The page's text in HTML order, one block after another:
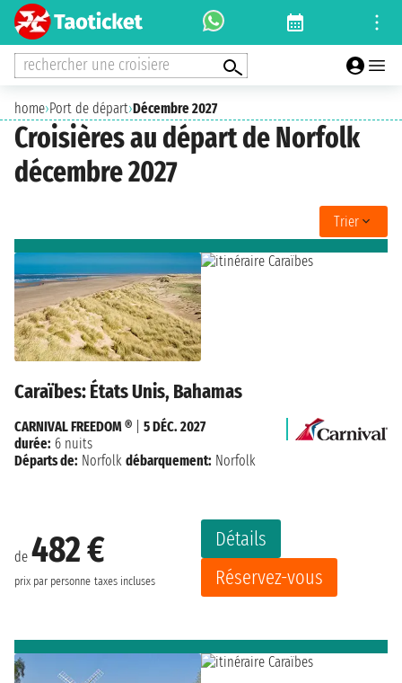
rechercher une croisiere
home›Port de départ›Décembre 2027
Croisières au départ de Norfolk
décembre 2027
Trier
Caraïbes: États Unis, Bahamas
de 482 €
prix par personne taxes incluses
Détails
Réservez-vous
CARNIVAL FREEDOM ®
5 DÉC. 2027
durée: 6 nuits
Départs de: Norfolk débarquement: Norfolk